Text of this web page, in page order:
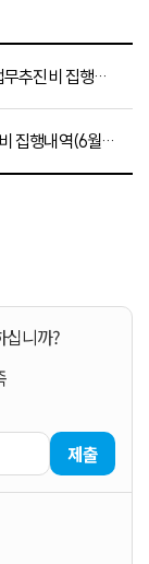
2026년도 원장 및 경영기획본부 업무추진비 집행내역(5월분)
2026년도 경영기획본부 복리후생비 집행내역(6월분)
십니까?
제출